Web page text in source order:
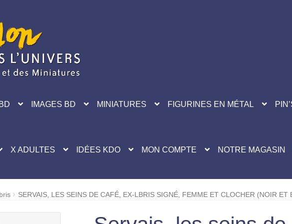
IMAGES BD MINIATURES FIGURINES EN MÉTAL
X ADULTES IDÉES KDO MON COMPTE NOTRE MAGASIN
SERVAIS, LES SEINS DE CAFÉ, EX-LBRIS SIGNÉ, FEMME ET CLOCHER (NOIR ET